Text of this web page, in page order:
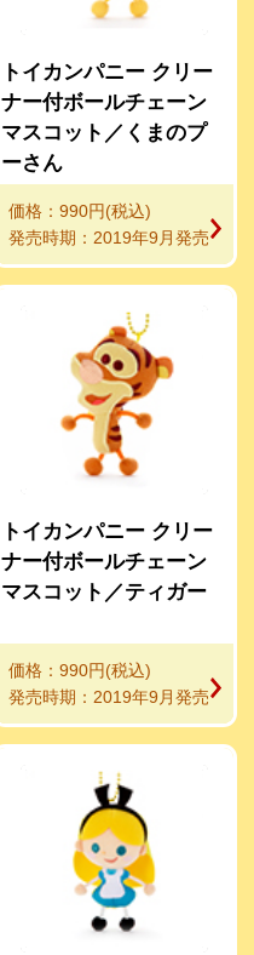
トイカンパニー クリー
ナー付ボールチェーン
マスコット／くまのプ
ーさん
価格：990円(税込)
発売時期：2019年9月発売
トイカンパニー クリー
ナー付ボールチェーン
マスコット／ティガー
価格：990円(税込)
発売時期：2019年9月発売